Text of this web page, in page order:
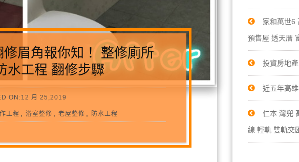
眉角報你知！ 整修廁所
水工程 翻修步驟
ON:12 月 25,2019
工程 浴室整修 老屋整修 防水工程
家和萬世6
預售屋 透天厝
投資房地
近五年高
仁本 灣兜
線 輕軌 雙軌交